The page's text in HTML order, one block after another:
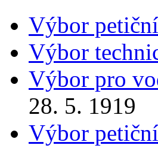
Výbor petiční
Výbor
Výbor pro
28. 5. 1919
Výbor petiční